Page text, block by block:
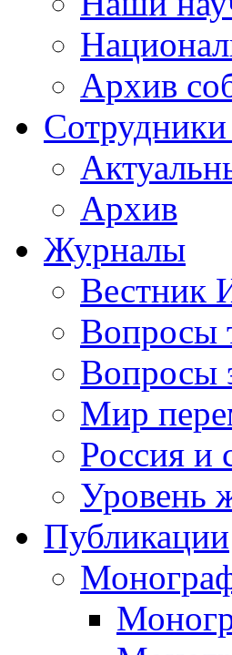
Архив
Архив
Журналы
Вестник
Вопросы
Вопросы
Мир
Россия и
Уровень
Публикации